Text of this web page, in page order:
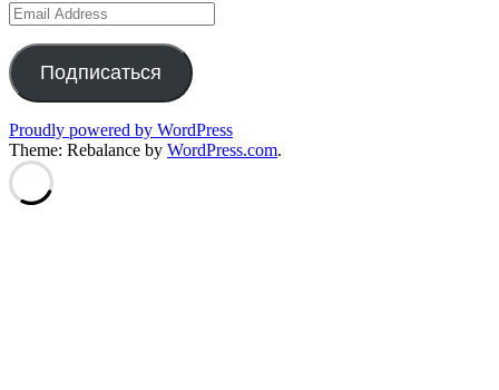
Email
Address
Подписаться
Proudly powered by WordPress
Theme: Rebalance by WordPress.com.